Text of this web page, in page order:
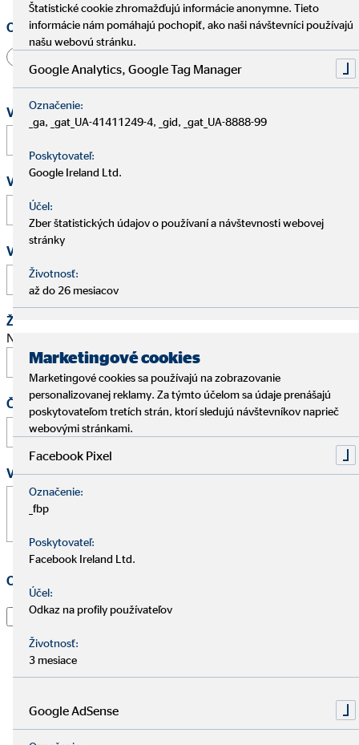
Oslovenie
Vaše meno a priezvisko
Vaša e-mailová adresa
Vaše telefónne číslo
Žiadosť o schôdzku
Navrhnite stretnutie na osobný pohovor.
Čas
Vaša správa*
Ochrana osobných údajov
Prečítal som si vyhlásenie o
informácie a kontaktné údaje, ktoré som uviedol, aby
ma kontaktoval ohľadom mojej žiadosti, informoval o
e-mailovej adresy a telefónneho čísla na vyššie uvedené
účely. Súhlas je možné kedykoľvek s účinnosťou do
Štatistické cookie zhromažďujú informácie anonymne. Tieto
informácie nám pomáhajú pochopiť, ako naši návštevníci používajú
našu webovú stránku.
Google Analytics, Google Tag Manager
Označenie:
_ga, _gat_UA-41411249-4, _gid, _gat_UA-8888-99
Poskytovateľ:
Google Ireland Ltd.
Účel:
Zber štatistických údajov o používaní a návštevnosti webovej
stránky
Životnosť:
až do 26 mesiacov
Marketingové cookies
Marketingové cookies sa používajú na zobrazovanie
personalizovanej reklamy. Za týmto účelom sa údaje prenášajú
poskytovateľom tretích strán, ktorí sledujú návštevníkov naprieč
webovými stránkami.
Facebook Pixel
Označenie:
_fbp
Poskytovateľ:
Facebook Ireland Ltd.
Účel:
Odkaz na profily používateľov
Životnosť:
3 mesiace
Google AdSense